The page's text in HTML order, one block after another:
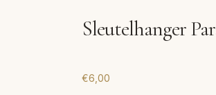
Sleutelhanger
€6,00